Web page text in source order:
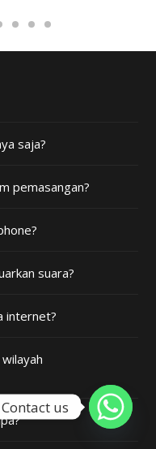
saja?
pemasangan?
suara?
internet?
Contact us